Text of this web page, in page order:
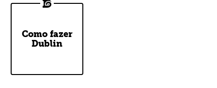
Como fazer
Dublin
Our Two
Cents